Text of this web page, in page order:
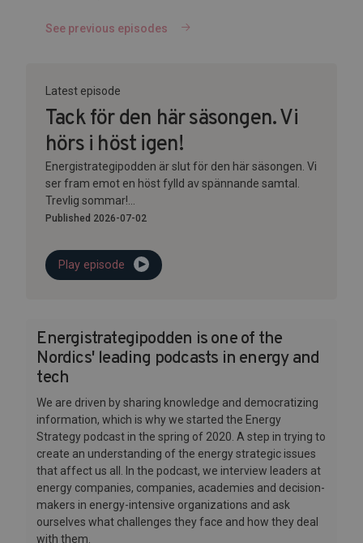
See previous episodes
Latest episode
Tack för den här säsongen. Vi
hörs i höst igen!
Energistrategipodden är slut för den här säsongen. Vi
ser fram emot en höst fylld av spännande samtal.
Trevlig sommar!...
Published 2026-07-02
Play episode
Energistrategipodden is one of the
Nordics' leading podcasts in energy and
tech
We are driven by sharing knowledge and democratizing
information, which is why we started the Energy
Strategy podcast in the spring of 2020. A step in trying to
create an understanding of the energy strategic issues
that affect us all. In the podcast, we interview leaders at
energy companies, companies, academies and decision-
makers in energy-intensive organizations and ask
ourselves what challenges they face and how they deal
with them.